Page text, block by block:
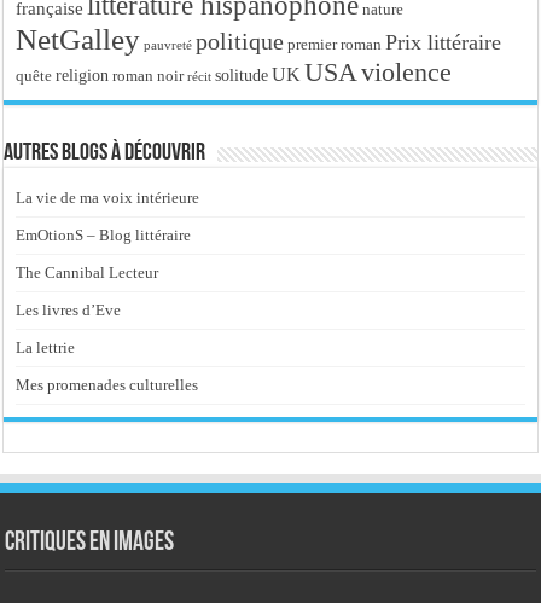
française
nature
NetGalley pauvreté politique premier roman Prix littéraire
quête religion roman noir récit solitude UKUSAviolence
Autres blogs à découvrir
La vie de ma voix intérieure
EmOtionS – Blog littéraire
The Cannibal Lecteur
Les livres d’Eve
La lettrie
Mes promenades culturelles
Critiques en images